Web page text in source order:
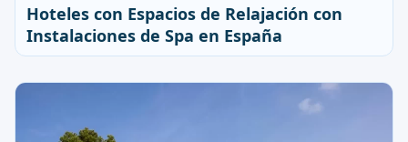
Hoteles con Espacios de Relajación con
Instalaciones de Spa en España